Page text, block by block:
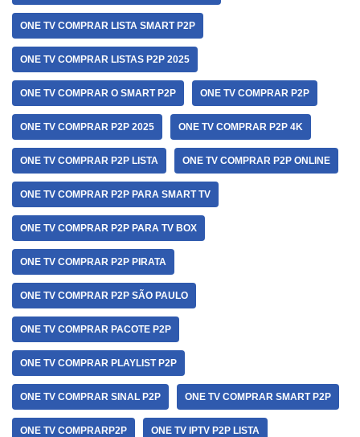
ONE TV COMPRAR LISTA SMART P2P
ONE TV COMPRAR LISTAS P2P 2025
ONE TV COMPRAR O SMART P2P ONE TV COMPRAR P2P
ONE TV COMPRAR P2P 2025 ONE TV COMPRAR P2P 4K
ONE TV COMPRAR P2P LISTA ONE TV COMPRAR P2P ONLINE
ONE TV COMPRAR P2P PARA SMART TV
ONE TV COMPRAR P2P PARA TV BOX
ONE TV COMPRAR P2P PIRATA
ONE TV COMPRAR P2P SÃO PAULO
ONE TV COMPRAR PACOTE P2P
ONE TV COMPRAR PLAYLIST P2P
ONE TV COMPRAR SINAL P2P ONE TV COMPRAR SMART P2P
ONE TV COMPRARP2P ONE TV IPTV P2P LISTA